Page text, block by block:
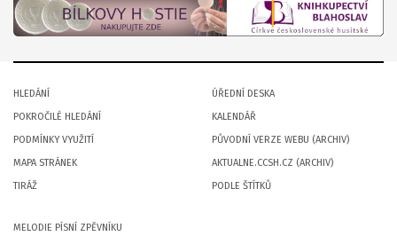
HLEDÁNÍ
POKROČILÉ HLEDÁNÍ
PODMÍNKY VYUŽITÍ
MAPA STRÁNEK
TIRÁŽ
ÚŘEDNÍ DESKA
KALENDÁŘ
PŮVODNÍ VERZE WEBU (ARCHIV)
AKTUALNE.CCSH.CZ (ARCHIV)
PODLE ŠTÍTKŮ
MELODIE PÍSNÍ ZPĚVNÍKU